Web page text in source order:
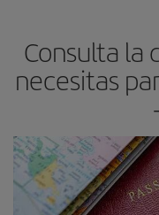
avión más baratos te
las fechas y los horarios
el precio más barato.
Consulta la
necesitas